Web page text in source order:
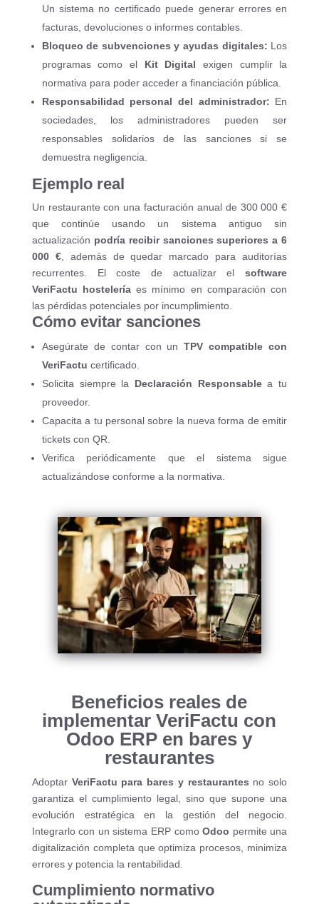
Un sistema no certificado puede generar errores en
facturas, devoluciones o informes contables.
Bloqueo de subvenciones y ayudas digitales: Los
programas como el Kit Digital exigen cumplir la
normativa para poder acceder a financiación pública.
Responsabilidad personal del administrador: En
sociedades, los administradores pueden ser
responsables solidarios de las sanciones si se
demuestra negligencia.
Ejemplo real
Un restaurante con una facturación anual de 300 000 €
que continúe usando un sistema antiguo sin
actualización podría recibir sanciones superiores a 6
000 €, además de quedar marcado para auditorías
recurrentes. El coste de actualizar elsoftware
VeriFactu hostelería es mínimo en comparación con
las pérdidas potenciales por incumplimiento.
Cómo evitar sanciones
Asegúrate de contar con unTPV compatible con
VeriFactu certificado.
Solicita siempre la Declaración Responsablea tu
proveedor.
Capacita a tu personal sobre la nueva forma de emitir
tickets con QR.
Verifica periódicamente que el sistema sigue
actualizándose conforme a la normativa.
Beneficios reales de
implementar VeriFactu con
Odoo ERP en bares y
restaurantes
Adoptar VeriFactu para bares y restaurantes no solo
garantiza el cumplimiento legal, sino que supone una
evolución estratégica en la gestión del negocio.
Integrarlo con un sistema ERP comoOdoo permite una
digitalización completa que optimiza procesos, minimiza
errores y potencia la rentabilidad.
Cumplimiento normativo